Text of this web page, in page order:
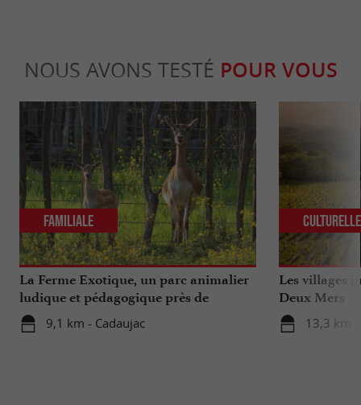
NOUS AVONS TESTÉ POUR VOUS
La Ferme Exotique, un parc animalier
ludique et pédagogique près de
Bordeaux
9,1 km - Cadaujac
Familiale
Les villages
Deux Mers
13,3 km -
Culturelle